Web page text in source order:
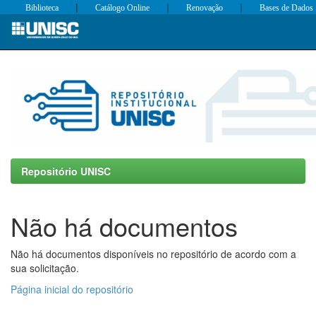
Skip
Biblioteca | Catálogo Online | Renovação | Bases de Dados
Repositório UNISC
Não há documentos
Não há documentos disponíveis no repositório de acordo com a
sua solicitação.
Página inicial do repositório